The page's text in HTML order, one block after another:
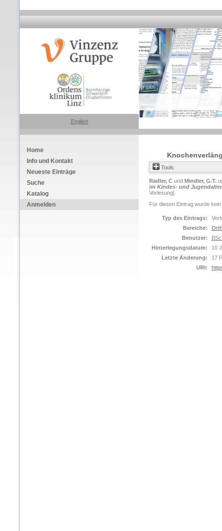
English
Home
Info und Kontakt
Neueste Einträge
Suche
Katalog
Anmelden
Tools
Radler, C und Mindler, G.T.
im Kindes- und
Vorlesung]
Für diesen Eintrag wurde
Typ des Eintrags:
Bereiche:
Benutzer:
Hinterlegungsdatum:
10
Letzte Änderung:
17
URI: